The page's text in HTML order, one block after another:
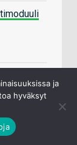
ja
hyväksyt